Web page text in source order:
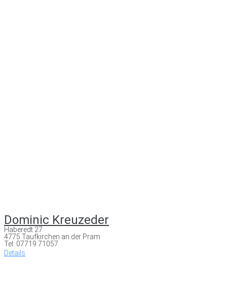
Dominic Kreuzeder
Haberedt 27
4775 Taufkirchen an der Pram
Tel: 07719 71057
Details